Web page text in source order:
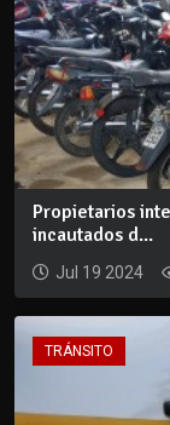
Propietarios
incautados d...
Jul 19 2024
TRÁNSITO